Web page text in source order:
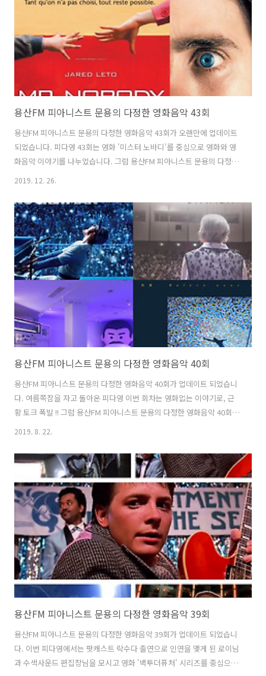
용산FM 피아니스트 문용의 다정한 영화음악 43회
용산FM 피아니스트 문용의 다정한 영화음악 43회가 오랜만에 업데이트
되었습니다. 피다영 43회는 영화 '미스터 노바디'를 중심으로 영화와 영
화음악 이야기를 나누었습니다. 그럼 용산FM 피아니스트 문용의 다정한
영화음악 43회를 들어보시기 바랍니다. 댓글과 좋아요는 커다란 힘이 됩
한 영화음악 43회 - 미스터 노바디 [용산FM] [용산FM] 2019-12-19 피아
니스트 문용의 다정한 영화음악 43회 : 미스터 노바디 진행: 문용 /게스
트: 만게TAra / 기술: 김문용 ◈피다영 43회차 영화 - 미스터 노바디
(Mr.Nobody , 2009) ◇ 인생은 선택의 연�� www.podty.me
http://www.podb..
2019. 12. 26.
용산FM 피아니스트 문용의 다정한 영화음악 40회
용산FM 피아니스트 문용의 다정한 영화음악 40회가 업데이트 되었습니
다. 여름쪽잠을 자고 돌아온 피다영 이번 회차는 영화없는 이야기로, 근
황 토크 폭발 !! 그럼 용산FM 피아니스트 문용의 다정한 영화음악 40회를
들어보시기 바랍니다. 댓글과 좋아요는 커다란 힘이 됩니다 :)
음악 40회 [용산FM] 피아니스트 문용의 다정한 영화음악 40회 [용산FM]
* 진행: 문용 / 게스트: 만게TAra / 기술: 문용 ◇ 여름쪽잠을 자고 돌아온
피다영! ◇ 이번 회차는 영화없는 이야기로, 근황 토크 폭발 !! #용산FM
#� www.podty.me http://www.podbbang.com/ch/7604?
e=23152867 용산FM..
2019. 8. 22.
용산FM 피아니스트 문용의 다정한 영화음악 39회
용산FM 피아니스트 문용의 다정한 영화음악 39회가 업데이트 되었습니
다. 이번 피다영에서는 팟캐스트 락수다 출연으로 인연을 맺게 된 로이님
과 수색사운드 편집장님을 모시고 영화 '백투더퓨처' 시리즈를 중심으로